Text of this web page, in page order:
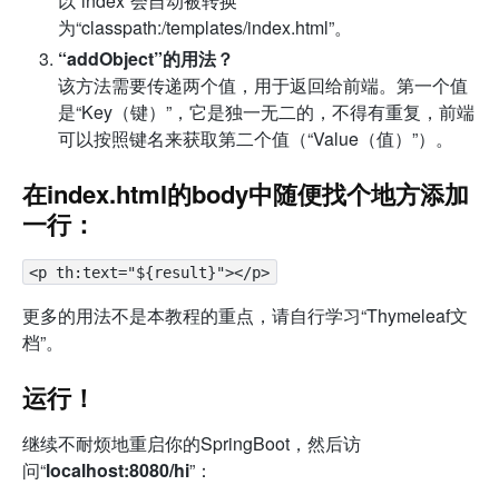
为“classpath:/templates/index.html”。
“addObject”的用法？
该方法需要传递两个值，用于返回给前端。第一个值
是“Key（键）”，它是独一无二的，不得有重复，前端
可以按照键名来获取第二个值（“Value（值）”）。
在index.html的body中随便找个地方添加
一行：
<p th:text="${result}"></p>
更多的用法不是本教程的重点，请自行学习“Thymeleaf文
档”。
运行！
继续不耐烦地重启你的SpringBoot，然后访
问“localhost:8080/hi”：